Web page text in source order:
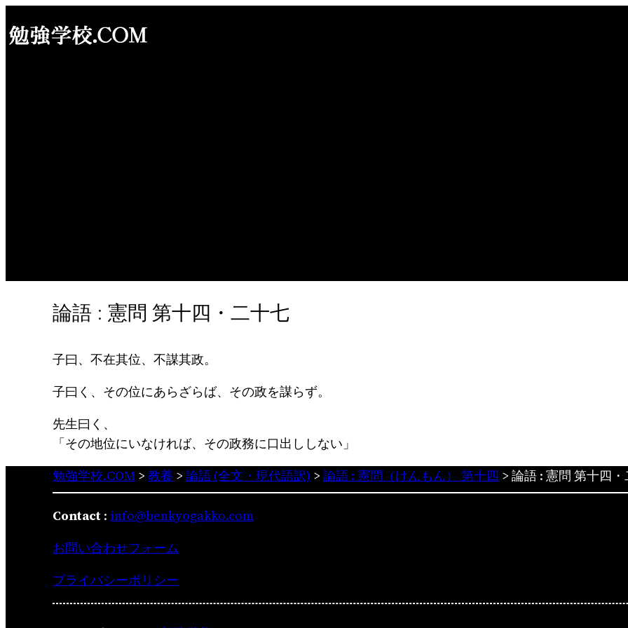
容
論語 : 憲問 第十四・二十七
子曰、不在其位、不謀其政。
子曰く、その位にあらざらば、その政を謀らず。
先生曰く、
「その地位にいなければ、その政務に口出ししない」
勉強学校.COM >教養 >論語 (全文・現代語訳) >論語 : 憲問（けんもん） 第十四 >論語 : 憲問 第十四
Contact : info@benkyogakko.com
お問い合わせフォーム
プライバシーポリシー